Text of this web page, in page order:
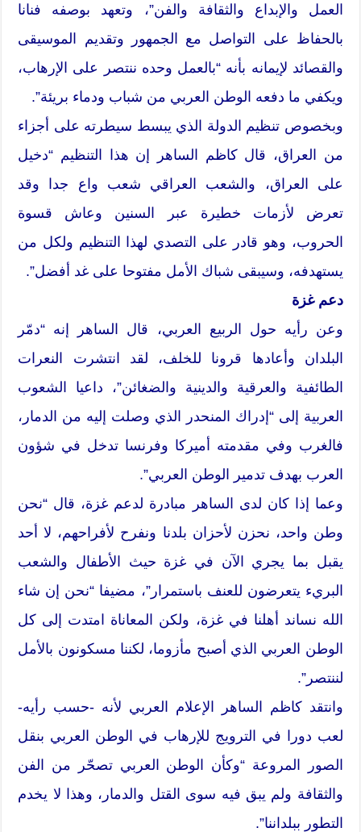
العمل والإبداع والثقافة والفن”، وتعهد بوصفه فنانا
بالحفاظ على التواصل مع الجمهور وتقديم الموسيقى
والقصائد لإيمانه بأنه “بالعمل وحده ننتصر على الإرهاب،
ويكفي ما دفعه الوطن العربي من شباب ودماء بريئة”.
وبخصوص تنظيم الدولة الذي يبسط سيطرته على أجزاء
من العراق، قال كاظم الساهر إن هذا التنظيم “دخيل
على العراق، والشعب العراقي شعب واع جدا وقد
تعرض لأزمات خطيرة عبر السنين وعاش قسوة
الحروب، وهو قادر على التصدي لهذا التنظيم ولكل من
يستهدفه، وسيبقى شباك الأمل مفتوحا على غد أفضل”.
دعم غزة
وعن رأيه حول الربيع العربي، قال الساهر إنه “دمّر
البلدان وأعادها قرونا للخلف، لقد انتشرت النعرات
الطائفية والعرقية والدينية والضغائن”، داعيا الشعوب
العربية إلى “إدراك المنحدر الذي وصلت إليه من الدمار،
فالغرب وفي مقدمته أميركا وفرنسا تدخل في شؤون
العرب بهدف تدمير الوطن العربي”.
وعما إذا كان لدى الساهر مبادرة لدعم غزة، قال “نحن
وطن واحد، نحزن لأحزان بلدنا ونفرح لأفراحهم، لا أحد
يقبل بما يجري الآن في غزة حيث الأطفال والشعب
البريء يتعرضون للعنف باستمرار”، مضيفا “نحن إن شاء
الله نساند أهلنا في غزة، ولكن المعاناة امتدت إلى كل
الوطن العربي الذي أصبح مأزوما، لكننا مسكونون بالأمل
لننتصر”.
وانتقد كاظم الساهر الإعلام العربي لأنه -حسب رأيه-
لعب دورا في الترويج للإرهاب في الوطن العربي بنقل
الصور المروعة “وكأن الوطن العربي تصحّر من الفن
والثقافة ولم يبق فيه سوى القتل والدمار، وهذا لا يخدم
التطور ببلداننا”.